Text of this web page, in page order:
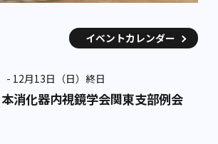
イベントカレンダー
- 12月13日（日）終日
消化器内視鏡学会関東支部例会